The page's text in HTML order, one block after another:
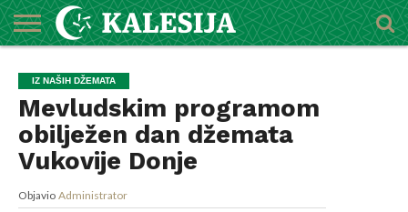
O
MEDŽLISU
DŽEMATI
IMAMI
MEKTEBSKI
CENTAR
VIJESTI
HUTBE
NAJAVE
KALENDAR
KONTAKT
IZ NAŠIH DŽEMATA
Mevludskim programom
obilježen dan džemata
Vukovije Donje
Objavio Administrator